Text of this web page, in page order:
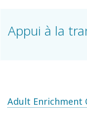
Appui à la
Adult Enrichment